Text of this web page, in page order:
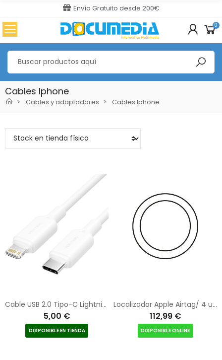
Envío Gratuito desde 200€
0
Cables Iphone
Cables y adaptadores Cables Iphone
Cable USB 2.0 Tipo-C Lightning Vention LAKWF/ USB Tipo-C Macho - Lightning Macho/ Hasta 27W/ 480Mbps/ 1m/ Blanco
5,00 €
DISPONIBLE EN TIENDA
Localizador Apple Airtag/ 4 unidades/ MX542ZM/A
112,99 €
DISPONIBLE ONLINE